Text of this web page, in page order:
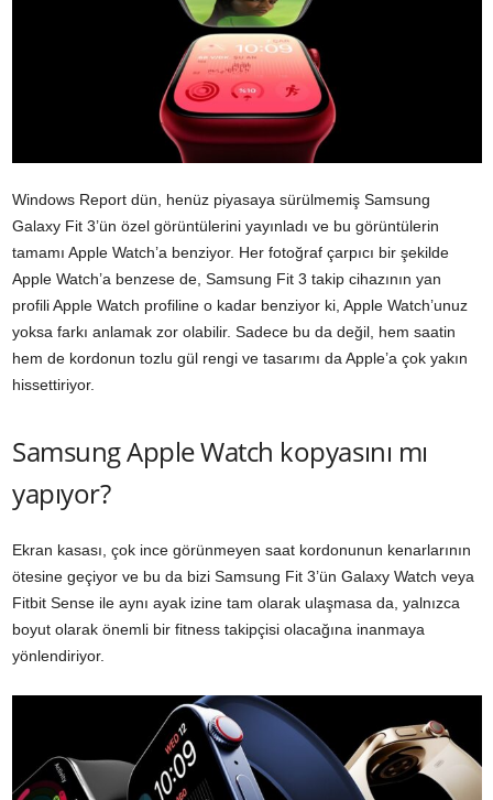
Windows Report dün, henüz piyasaya sürülmemiş Samsung
Galaxy Fit 3’ün özel görüntülerini yayınladı ve bu görüntülerin
tamamı Apple Watch’a benziyor. Her fotoğraf çarpıcı bir şekilde
Apple Watch’a benzese de, Samsung Fit 3 takip cihazının yan
profili Apple Watch profiline o kadar benziyor ki, Apple Watch’unuz
yoksa farkı anlamak zor olabilir. Sadece bu da değil, hem saatin
hem de kordonun tozlu gül rengi ve tasarımı da Apple’a çok yakın
hissettiriyor.
Samsung Apple Watch kopyasını mı
yapıyor?
Ekran kasası, çok ince görünmeyen saat kordonunun kenarlarının
ötesine geçiyor ve bu da bizi Samsung Fit 3’ün Galaxy Watch veya
Fitbit Sense ile aynı ayak izine tam olarak ulaşmasa da, yalnızca
boyut olarak önemli bir fitness takipçisi olacağına inanmaya
yönlendiriyor.